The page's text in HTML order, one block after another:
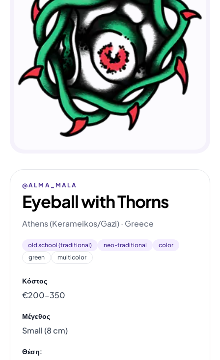
@ALMA_MALA
Eyeball with Thorns
Athens (Kerameikos/Gazi) · Greece
old school (traditional) neo-traditional
color
green
multicolor
Κόστος
€200–350
Μέγεθος
Small (8 cm)
Θέση: